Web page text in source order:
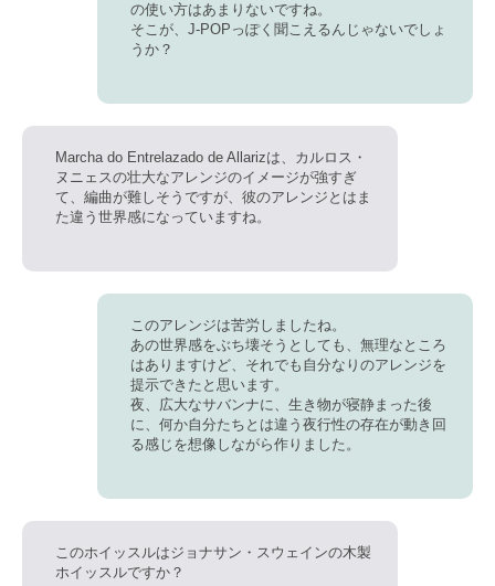
の使い方はあまりないですね。
そこが、J-POPっぽく聞こえるんじゃないでしょ
うか？
Marcha do Entrelazado de Allarizは、カルロス・
ヌニェスの壮大なアレンジのイメージが強すぎ
て、編曲が難しそうですが、彼のアレンジとはま
た違う世界感になっていますね。
このアレンジは苦労しましたね。
あの世界感をぶち壊そうとしても、無理なところ
はありますけど、それでも自分なりのアレンジを
提示できたと思います。
夜、広大なサバンナに、生き物が寝静まった後
に、何か自分たちとは違う夜行性の存在が動き回
る感じを想像しながら作りました。
このホイッスルはジョナサン・スウェインの木製
ホイッスルですか？